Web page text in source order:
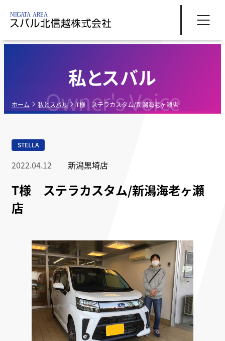
Owner's Voice
私とスバル
ホーム 私とスバル T様 ステラカスタム/新潟海老ヶ瀬店
STELLA
2022.04.12 新潟黒埼店
T様 ステラカスタム/新潟海老ヶ瀬
店